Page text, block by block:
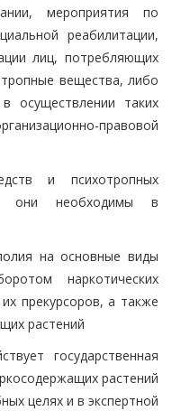
мероприятия по
реабилитации,
лиц, потребляющих
вещества, либо
осуществлении таких
правовой
и психотропных
они необходимы в
на основные виды
наркотических
прекурсоров, а также
растений
государственная
растений
целях и в экспертной